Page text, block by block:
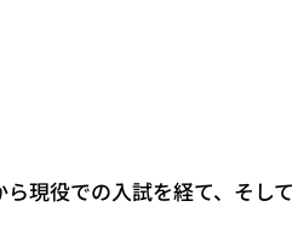
現役での入試を経て、そして